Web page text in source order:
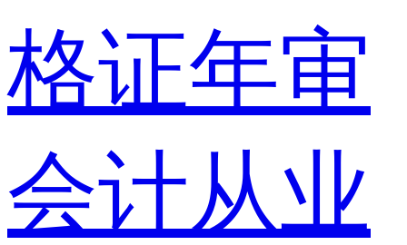
格证年审
会计从业